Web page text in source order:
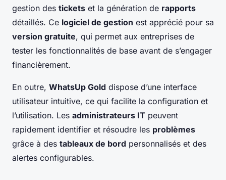
gestion des tickets et la génération de rapports
détaillés. Ce logiciel de gestion est apprécié pour sa
version gratuite, qui permet aux entreprises de
tester les fonctionnalités de base avant de s’engager
financièrement.
En outre, WhatsUp Gold dispose d’une interface
utilisateur intuitive, ce qui facilite la configuration et
l’utilisation. Les administrateurs IT peuvent
rapidement identifier et résoudre les problèmes
grâce à des tableaux de bord personnalisés et des
alertes configurables.